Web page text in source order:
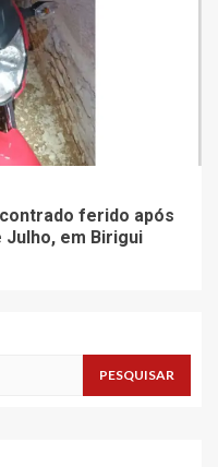
ferido após
Julho, em Birigui
PESQUISAR